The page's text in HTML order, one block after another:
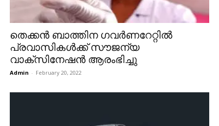
തെക്കന്‍ ബാത്തിന ഗവര്‍ണറേറ്റില്‍
പ്രവാസികള്‍ക്ക് സൗജന്യ
വാക്സിനേഷൻ ആരംഭിച്ചു
Admin - February 20, 2022